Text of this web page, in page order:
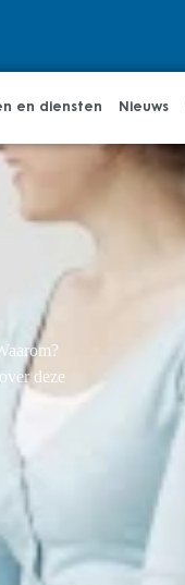
en diensten Nieuws
deze